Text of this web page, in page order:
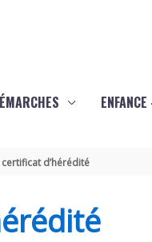
certificat d’hérédité